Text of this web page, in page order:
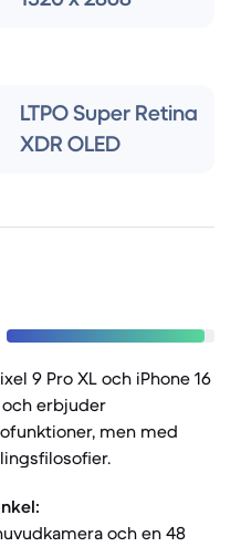
LTPO Super Retina
XDR OLED
9 Pro XL och iPhone 16
och erbjuder
men med
och en 48